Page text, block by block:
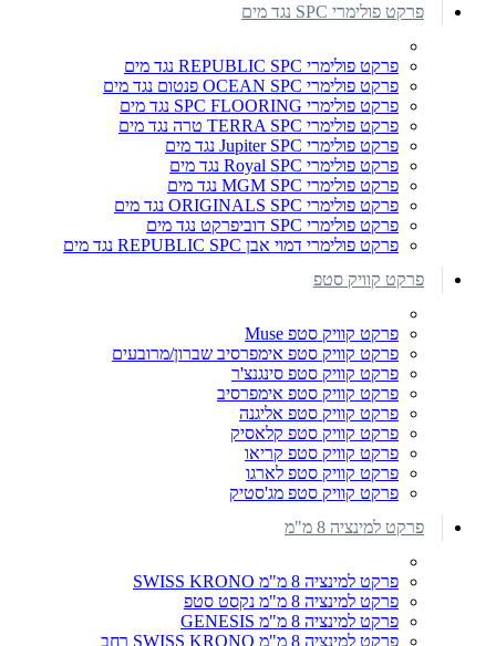
פרקט פולימרי SPC נגד מים
פרקט פולימרי REPUBLIC SPC נגד מים
פרקט פולימרי OCEAN SPC פנטום נגד מים
פרקט פולימרי SPC FLOORING נגד מים
פרקט פולימרי TERRA SPC טרה נגד מים
פרקט פולימרי Jupiter SPC נגד מים
פרקט פולימרי Royal SPC נגד מים
פרקט פולימרי MGM SPC נגד מים
פרקט פולימרי ORIGINALS SPC נגד מים
פרקט פולימרי SPC דוביפרקט נגד מים
פרקט פולימרי דמוי אבן REPUBLIC SPC נגד מים
פרקט קוויק סטפ
פרקט קוויק סטפ Muse
פרקט קוויק סטפ אימפרסיב שברון/מרובעים
פרקט קוויק סטפ סינגנצ'ר
פרקט קוויק סטפ אימפרסיב
פרקט קוויק סטפ אליגנה
פרקט קוויק סטפ קלאסיק
פרקט קוויק סטפ קריאו
פרקט קוויק סטפ לארגו
פרקט קוויק סטפ מג'סטיק
פרקט למינציה 8 מ"מ
פרקט למינציה 8 מ"מ SWISS KRONO
פרקט למינציה 8 מ"מ נקסט סטפ
פרקט למינציה 8 מ"מ GENESIS
פרקט למינציה 8 מ"מ SWISS KRONO רחב